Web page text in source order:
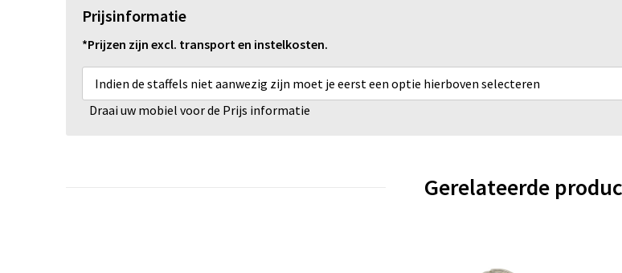
Prijsinformatie
*Prijzen zijn excl. transport en instelkosten.
Indien de staffels niet aanwezig zijn moet je eerst een optie hierboven selecteren
Draai uw mobiel voor de Prijs informatie
Gerelateerde